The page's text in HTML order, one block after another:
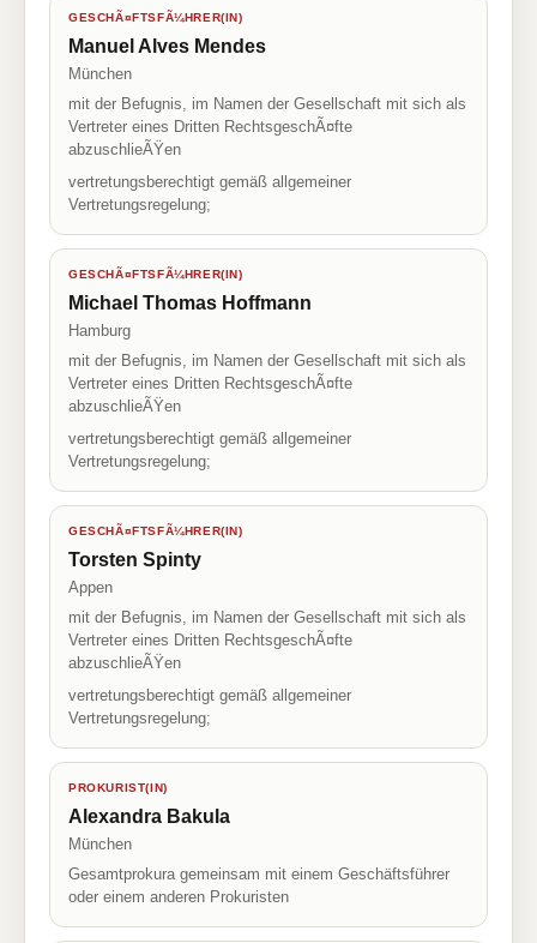
GESCHÃ¤FTSFÃ¼HRER(IN)
Manuel Alves Mendes
München
mit der Befugnis, im Namen der Gesellschaft mit sich als
Vertreter eines Dritten RechtsgeschÃ¤fte
abzuschlieÃŸen
vertretungsberechtigt gemäß allgemeiner
Vertretungsregelung;
GESCHÃ¤FTSFÃ¼HRER(IN)
Michael Thomas Hoffmann
Hamburg
mit der Befugnis, im Namen der Gesellschaft mit sich als
Vertreter eines Dritten RechtsgeschÃ¤fte
abzuschlieÃŸen
vertretungsberechtigt gemäß allgemeiner
Vertretungsregelung;
GESCHÃ¤FTSFÃ¼HRER(IN)
Torsten Spinty
Appen
mit der Befugnis, im Namen der Gesellschaft mit sich als
Vertreter eines Dritten RechtsgeschÃ¤fte
abzuschlieÃŸen
vertretungsberechtigt gemäß allgemeiner
Vertretungsregelung;
PROKURIST(IN)
Alexandra Bakula
München
Gesamtprokura gemeinsam mit einem Geschäftsführer
oder einem anderen Prokuristen